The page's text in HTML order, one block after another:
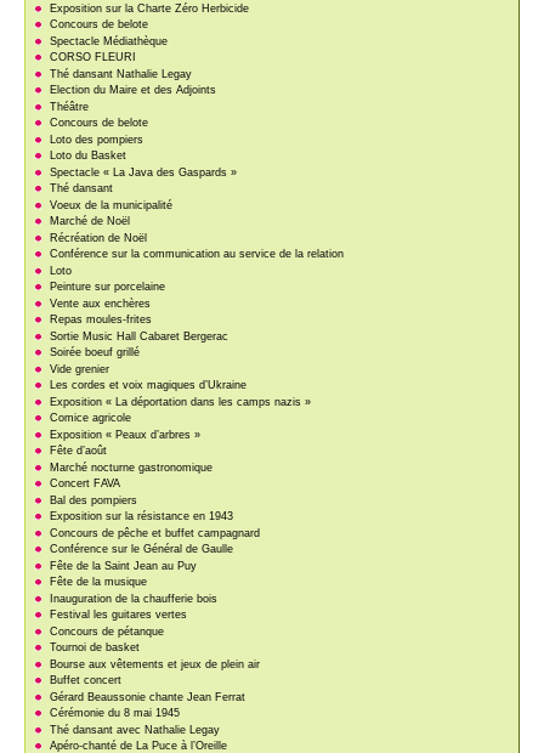
Exposition sur la Charte Zéro Herbicide
Concours de belote
Spectacle Médiathèque
CORSO FLEURI
Thé dansant Nathalie Legay
Election du Maire et des Adjoints
Théâtre
Concours de belote
Loto des pompiers
Loto du Basket
Spectacle « La Java des Gaspards »
Thé dansant
Voeux de la municipalité
Marché de Noël
Récréation de Noël
Conférence sur la communication au service de la relation
Loto
Peinture sur porcelaine
Vente aux enchères
Repas moules-frites
Sortie Music Hall Cabaret Bergerac
Soirée boeuf grillé
Vide grenier
Les cordes et voix magiques d’Ukraine
Exposition « La déportation dans les camps nazis »
Comice agricole
Exposition « Peaux d’arbres »
Fête d’août
Marché nocturne gastronomique
Concert FAVA
Bal des pompiers
Exposition sur la résistance en 1943
Concours de pêche et buffet campagnard
Conférence sur le Général de Gaulle
Fête de la Saint Jean au Puy
Fête de la musique
Inauguration de la chaufferie bois
Festival les guitares vertes
Concours de pétanque
Tournoi de basket
Bourse aux vêtements et jeux de plein air
Buffet concert
Gérard Beaussonie chante Jean Ferrat
Cérémonie du 8 mai 1945
Thé dansant avec Nathalie Legay
Apéro-chanté de La Puce à l’Oreille